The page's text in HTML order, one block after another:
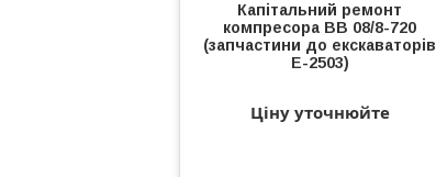
Капітальний ремонт
компресора ВВ 08/8-720
(запчастини до екскаваторів
Е-2503)
Ціну уточнюйте